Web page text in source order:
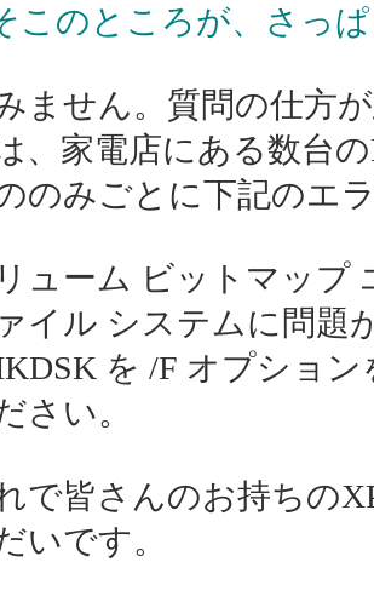
このところが、さっ
ません。質問の仕方
、家電店にある数台
のみごとに下記のエ
ューム ビットマップ
イル システムに問題
を /F オプショ
さい。
で皆さんのお持ちの
いです。